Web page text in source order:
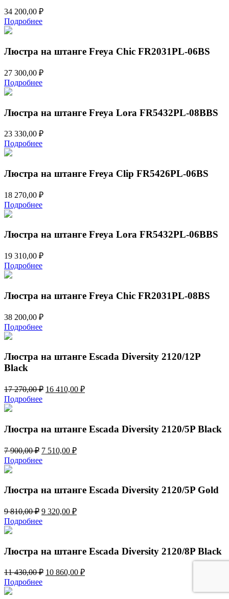
34 200,00 ₽
Подробнее
Люстра на штанге Freya Chic FR2031PL-06BS
27 300,00 ₽
Подробнее
Люстра на штанге Freya Lora FR5432PL-08BBS
23 330,00 ₽
Подробнее
Люстра на штанге Freya Clip FR5426PL-06BS
18 270,00 ₽
Подробнее
Люстра на штанге Freya Lora FR5432PL-06BBS
19 310,00 ₽
Подробнее
Люстра на штанге Freya Chic FR2031PL-08BS
38 200,00 ₽
Подробнее
Люстра на штанге Escada Diversity 2120/12P
Black
17 270,00₽ Первоначальная
16 410,00 ₽Текущая
Подробнее
Люстра на штанге Escada Diversity 2120/5P Black
7 900,00₽ Первоначальная
цена
составляла
900,00 ₽.
7 510,00 ₽Текущая
Подробнее
Люстра на штанге Escada Diversity 2120/5P Gold
9 810,00₽ Первоначальная
цена
составляла
9 320,00 ₽Текущая
Подробнее
Люстра на штанге Escada Diversity 2120/8P Black
11 430,00₽ Первоначальная
10 860,00 ₽Текущая
Подробнее